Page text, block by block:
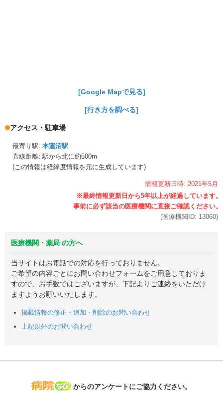
[Google Mapで見る]
[行き方を調べる]
アクセス・駐車場
最寄り駅: 本蓮沼駅
直線距離: 駅から北に約500m
(この情報は経緯度情報を元に生成しています)
情報更新日時: 2021年5月
(医療機関ID: 13060)
医療機関・薬局 の方へ
当サイトはお電話での対応を行っておりません。
ご希望の内容ごとにお問い合わせフォームをご用意しておりま
すので、お手数ではございますが、下記よりご連絡をいただけ
ますようお願いいたします。
掲載情報の修正・追加・削除のお問い合わせ
上記以外のお問い合わせ
病院なび
からのアンケートにご協力ください。